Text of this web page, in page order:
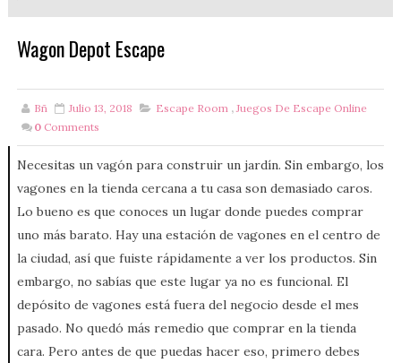
Wagon Depot Escape
Bñ Julio 13, 2018 Escape Room , Juegos De Escape Online
0 Comments
Necesitas un vagón para construir un jardín. Sin embargo, los
vagones en la tienda cercana a tu casa son demasiado caros.
Lo bueno es que conoces un lugar donde puedes comprar
uno más barato. Hay una estación de vagones en el centro de
la ciudad, así que fuiste rápidamente a ver los productos. Sin
embargo, no sabías que este lugar ya no es funcional. El
depósito de vagones está fuera del negocio desde el mes
pasado. No quedó más remedio que comprar en la tienda
cara. Pero antes de que puedas hacer eso, primero debes